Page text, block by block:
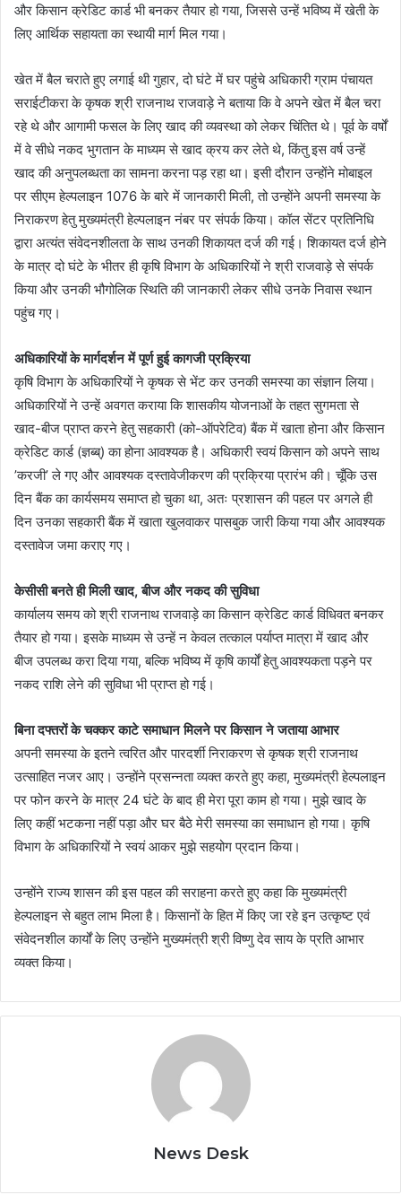
और किसान क्रेडिट कार्ड भी बनकर तैयार हो गया, जिससे उन्हें भविष्य में खेती के
लिए आर्थिक सहायता का स्थायी मार्ग मिल गया।
खेत में बैल चराते हुए लगाई थी गुहार, दो घंटे में घर पहुंचे अधिकारी ग्राम पंचायत
सराईटीकरा के कृषक श्री राजनाथ राजवाड़े ने बताया कि वे अपने खेत में बैल चरा
रहे थे और आगामी फसल के लिए खाद की व्यवस्था को लेकर चिंतित थे। पूर्व के वर्षों
में वे सीधे नकद भुगतान के माध्यम से खाद क्रय कर लेते थे, किंतु इस वर्ष उन्हें
खाद की अनुपलब्धता का सामना करना पड़ रहा था। इसी दौरान उन्होंने मोबाइल
पर सीएम हेल्पलाइन 1076 के बारे में जानकारी मिली, तो उन्होंने अपनी समस्या के
निराकरण हेतु मुख्यमंत्री हेल्पलाइन नंबर पर संपर्क किया। कॉल सेंटर प्रतिनिधि
द्वारा अत्यंत संवेदनशीलता के साथ उनकी शिकायत दर्ज की गई। शिकायत दर्ज होने
के मात्र दो घंटे के भीतर ही कृषि विभाग के अधिकारियों ने श्री राजवाड़े से संपर्क
किया और उनकी भौगोलिक स्थिति की जानकारी लेकर सीधे उनके निवास स्थान
पहुंच गए।
अधिकारियों के मार्गदर्शन में पूर्ण हुई कागजी प्रक्रिया
कृषि विभाग के अधिकारियों ने कृषक से भेंट कर उनकी समस्या का संज्ञान लिया।
अधिकारियों ने उन्हें अवगत कराया कि शासकीय योजनाओं के तहत सुगमता से
खाद-बीज प्राप्त करने हेतु सहकारी (को-ऑपरेटिव) बैंक में खाता होना और किसान
क्रेडिट कार्ड (ज्ञब्ब्) का होना आवश्यक है। अधिकारी स्वयं किसान को अपने साथ
’करजी’ ले गए और आवश्यक दस्तावेजीकरण की प्रक्रिया प्रारंभ की। चूँकि उस
दिन बैंक का कार्यसमय समाप्त हो चुका था, अतः प्रशासन की पहल पर अगले ही
दिन उनका सहकारी बैंक में खाता खुलवाकर पासबुक जारी किया गया और आवश्यक
दस्तावेज जमा कराए गए।
केसीसी बनते ही मिली खाद, बीज और नकद की सुविधा
कार्यालय समय को श्री राजनाथ राजवाड़े का किसान क्रेडिट कार्ड विधिवत बनकर
तैयार हो गया। इसके माध्यम से उन्हें न केवल तत्काल पर्याप्त मात्रा में खाद और
बीज उपलब्ध करा दिया गया, बल्कि भविष्य में कृषि कार्यों हेतु आवश्यकता पड़ने पर
नकद राशि लेने की सुविधा भी प्राप्त हो गई।
बिना दफ्तरों के चक्कर काटे समाधान मिलने पर किसान ने जताया आभार
अपनी समस्या के इतने त्वरित और पारदर्शी निराकरण से कृषक श्री राजनाथ
उत्साहित नजर आए। उन्होंने प्रसन्नता व्यक्त करते हुए कहा, मुख्यमंत्री हेल्पलाइन
पर फोन करने के मात्र 24 घंटे के बाद ही मेरा पूरा काम हो गया। मुझे खाद के
लिए कहीं भटकना नहीं पड़ा और घर बैठे मेरी समस्या का समाधान हो गया। कृषि
विभाग के अधिकारियों ने स्वयं आकर मुझे सहयोग प्रदान किया।
उन्होंने राज्य शासन की इस पहल की सराहना करते हुए कहा कि मुख्यमंत्री
हेल्पलाइन से बहुत लाभ मिला है। किसानों के हित में किए जा रहे इन उत्कृष्ट एवं
संवेदनशील कार्यों के लिए उन्होंने मुख्यमंत्री श्री विष्णु देव साय के प्रति आभार
व्यक्त किया।
News Desk